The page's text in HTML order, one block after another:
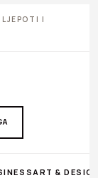
I
ART &